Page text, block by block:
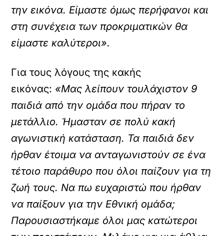
την εικόνα. Είμαστε όμως περήφανοι και
στη συνέχεια των προκριματικών θα
είμαστε καλύτεροι».
Για τους λόγους της κακής
εικόνας: «Μας λείπουν τουλάχιστον 9
παιδιά από την ομάδα που πήραν το
μετάλλιο. Ήμασταν σε πολύ κακή
αγωνιστική κατάσταση. Τα παιδιά δεν
ήρθαν έτοιμα να ανταγωνιστούν σε ένα
τέτοιο παράθυρο που όλοι παίζουν για τη
ζωή τους. Να πω ευχαριστώ που ήρθαν
να παίξουν για την Εθνική ομάδα;
Παρουσιαστήκαμε όλοι μας κατώτεροι